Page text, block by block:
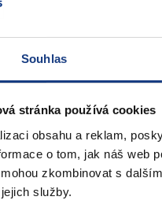
Souhlas
stránka používá cookies
obsahu a reklam,
o tom, jak náš web
zkombinovat s
služby.
postupu OSP ve věci
byl vypracován v
Akce dosud nebyla
natolik závažné formální i
formou veřejné
z jakých nebyla dosud
kluboven Na
projednání opravy hřiště při